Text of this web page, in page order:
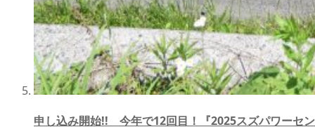
申し込み開始!! 今年で12回目！『2025スズパワーセ